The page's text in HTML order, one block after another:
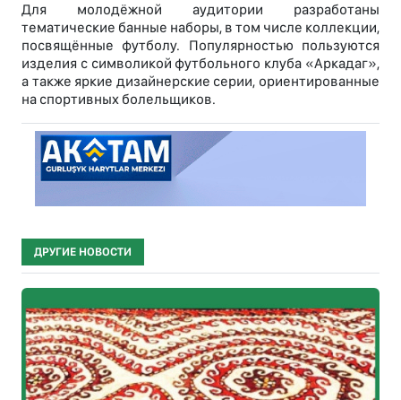
Для молодёжной аудитории разработаны
тематические банные наборы, в том числе коллекции,
посвящённые футболу. Популярностью пользуются
изделия с символикой футбольного клуба «Аркадаг»,
а также яркие дизайнерские серии, ориентированные
на спортивных болельщиков.
ДРУГИЕ НОВОСТИ